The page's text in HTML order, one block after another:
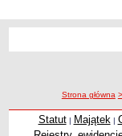
Zespoły Szkół
ścieżka nawigacji
Strona główna
Statut| Majątek |